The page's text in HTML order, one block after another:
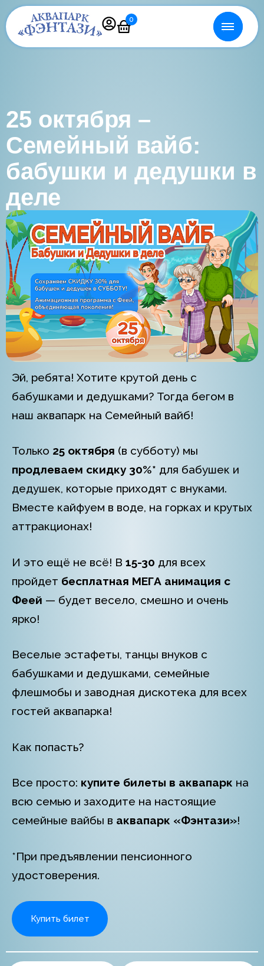
0
25 октября –
Семейный вайб:
бабушки и дедушки в
деле
Эй, ребята! Хотите крутой день с
бабушками и дедушками? Тогда бегом в
наш аквапарк на Семейный вайб!
Только 25 октября (в субботу) мы
продлеваем скидку 30%* для бабушек и
дедушек, которые приходят с внуками.
Вместе кайфуем в воде, на горках и крутых
аттракционах!
И это ещё не всё! В 15-30 для всех
пройдет бесплатная МЕГА анимация с
Феей — будет весело, смешно и очень
ярко!
Веселые эстафеты, танцы внуков с
бабушками и дедушками, семейные
флешмобы и заводная дискотека для всех
гостей аквапарка!
Как попасть?
Все просто: купите билеты в аквапарк на
всю семью и заходите на настоящие
семейные вайбы в аквапарк «Фэнтази»!
*При предъявлении пенсионного
удостоверения.
Купить билет